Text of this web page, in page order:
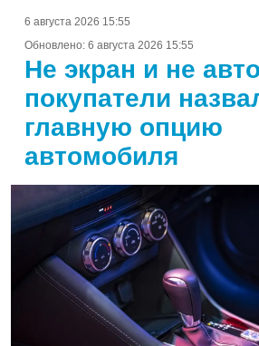
6 августа 2026 15:55
Обновлено: 6 августа 2026 15:55
Не экран и не
покупатели
главную опцию
автомобиля